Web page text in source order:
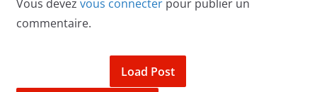
Vous devez vous connecterpour publier un
commentaire.
Load Post